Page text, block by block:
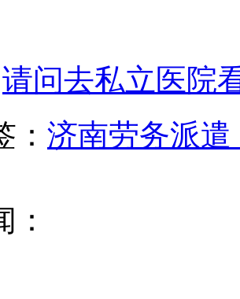
请问去私立医院
济南劳务派